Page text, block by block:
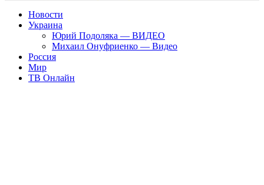
Новости
Украина
Юрий Подоляка — ВИДЕО
Михаил Онуфриенко — Видео
Россия
Мир
ТВ Онлайн